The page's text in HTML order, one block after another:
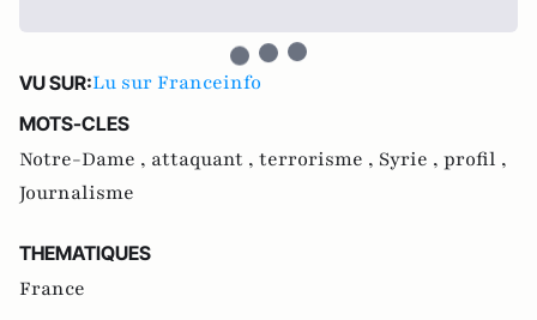
VU SUR:Lu sur Franceinfo
MOTS-CLES
Notre-Dame , attaquant , terrorisme , Syrie , profil ,
Journalisme
THEMATIQUES
France